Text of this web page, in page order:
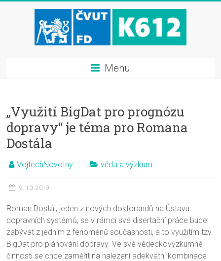
Menu
„Využití BigDat pro prognózu
dopravy“ je téma pro Romana
Dostála
VojtechNovotny věda a výzkum
9. 10. 2019
Roman Dostál, jeden z nových doktorandů na Ústavu
dopravních systémů, se v rámci své disertační práce bude
zabývat z jedním z fenoménů současnosti, a to využitím tzv.
BigDat pro plánování dopravy. Ve své vědeckovýzkumné
činnosti se chce zaměřit na nalezení adekvátní kombinace